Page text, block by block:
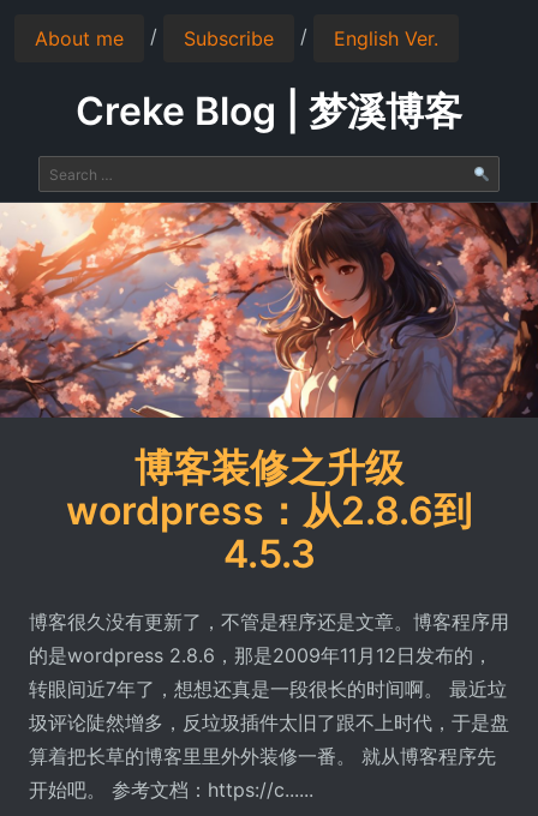
About me / Subscribe / English Ver.
Creke Blog | 梦溪博客
博客装修之升级
wordpress：从2.8.6到
4.5.3
博客很久没有更新了，不管是程序还是文章。博客程序用
的是wordpress 2.8.6，那是2009年11月12日发布的，
转眼间近7年了，想想还真是一段很长的时间啊。 最近垃
圾评论陡然增多，反垃圾插件太旧了跟不上时代，于是盘
算着把长草的博客里里外外装修一番。 就从博客程序先
开始吧。 参考文档：https://c......